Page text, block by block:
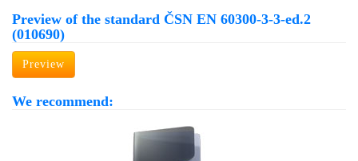
Preview of the standard ČSN EN 60300-3-3-ed.2
(010690)
Preview
We recommend: